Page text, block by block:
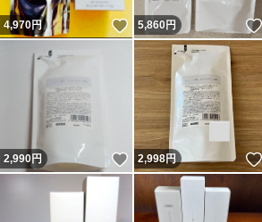
4,970円 いいね！
5,860円
2,990円 いいね！
2,998円